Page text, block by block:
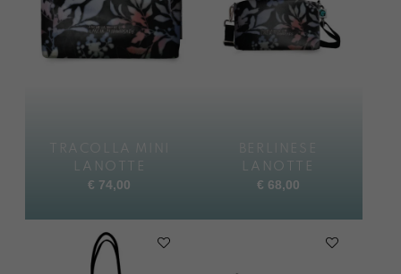
TRACOLLA MINI
LANOTTE
€ 74,00
BERLINESE
LANOTTE
€ 68,00